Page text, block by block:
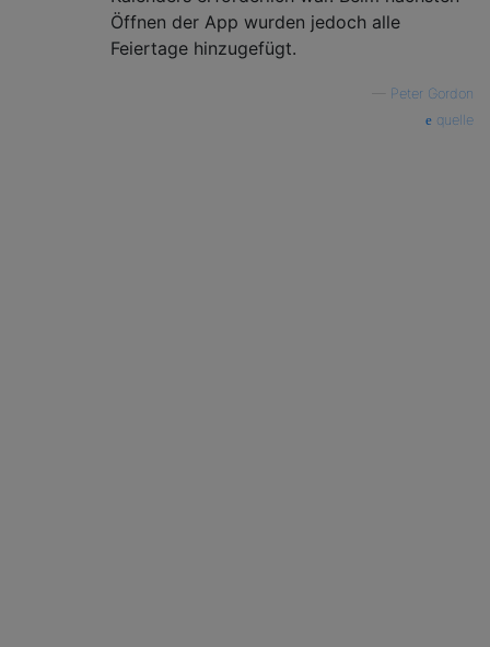
Öffnen der App wurden jedoch alle
Feiertage hinzugefügt.
Peter Gordon
quelle